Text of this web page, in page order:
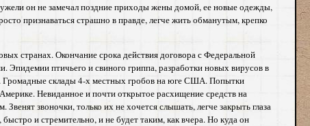
он не замечал поздние приходы жены домой, ее новые одежды,
признаваться страшно в правде, легче жить обманутым, крепко
странах. Окончание срока действия договора с Федеральной
Эпидемии птичьего и свиного гриппа, разработки новых вирусов в
Громадные склады 4-х местных гробов на юге США. Попытки
Невиданное и почти открытое расхищение средств на
звоночки, только их не хочется слышать, легче закрыть глаза
и стремительно, и не будет таким, как вчера. Но куда он